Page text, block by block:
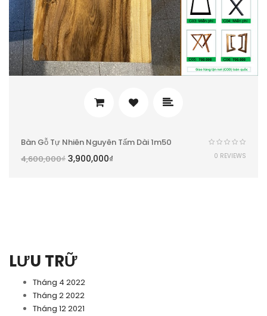
LƯU TRỮ
Tháng 4 2022
Tháng 2 2022
Tháng 12 2021
Bàn Gỗ Tự Nhiên Nguyên Tấm Dài 1m50
4,600,000₫ 3,900,000₫ 0 REVIEWS